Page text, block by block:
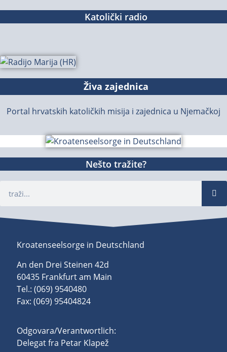
Katolički radio
Živa zajednica
Portal hrvatskih katoličkih misija i zajednica u Njemačkoj
Nešto tražite?
Kroatenseelsorge in Deutschland
An den Drei Steinen 42d
60435 Frankfurt am Main
Tel.: (069) 9540480
Fax: (069) 95404824
Odgovara/Verantwortlich:
Delegat fra Petar Klapež